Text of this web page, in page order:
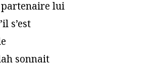
partenaire lui
s’est
sonnait